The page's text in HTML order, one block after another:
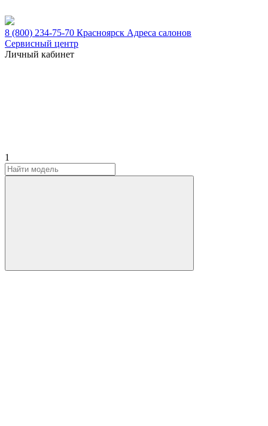
8 (800) 234-75-70 Красноярск Адреса салонов
Сервисный центр
Личный кабинет
1